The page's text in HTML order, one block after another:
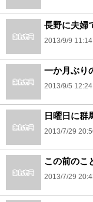
長野に夫婦
2013/9/9 11:14
一か月ぶり
2013/9/5 12:24
日曜日に群
2013/7/29
この前のこ
2013/7/29